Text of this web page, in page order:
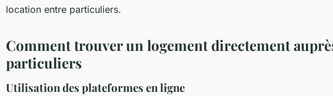
location entre particuliers.
Comment trouver un logement directement
particuliers
Utilisation des plateformes en ligne